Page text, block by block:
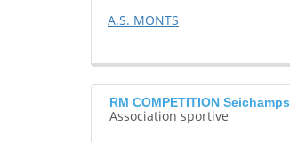
A.S. MONTS
RM COMPETITION Seichamps
Association sportive